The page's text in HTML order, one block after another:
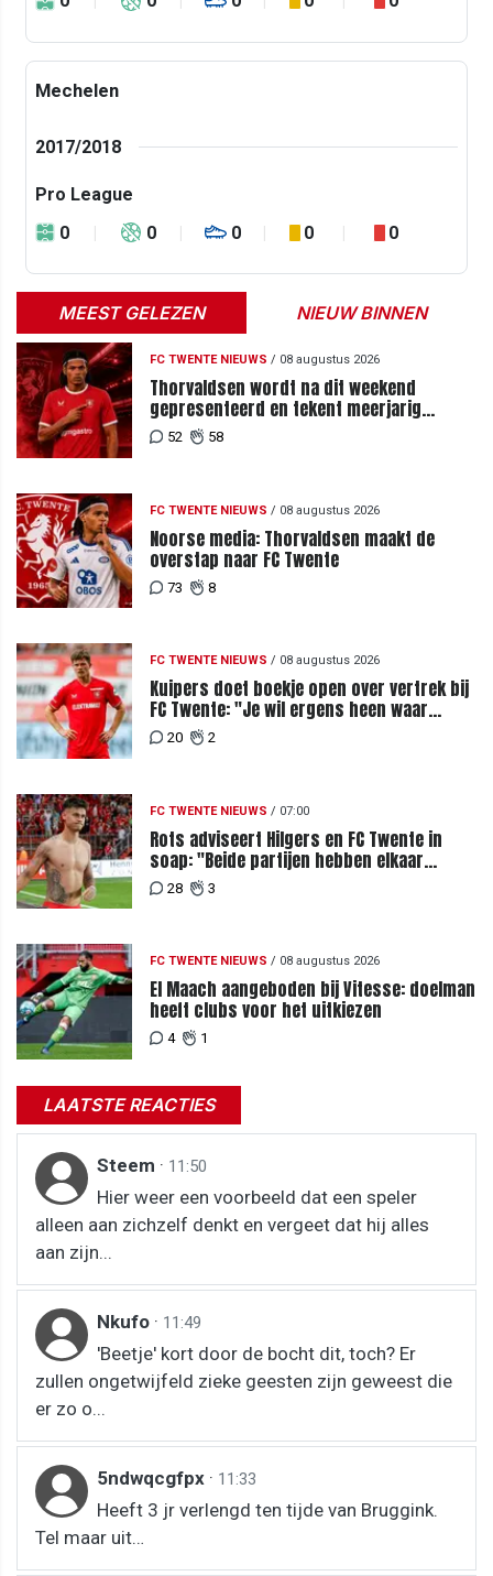
Mechelen
2017/2018
Pro League
0
0 0 0 0
MEEST GELEZEN NIEUW BINNEN
FC TWENTE NIEUWS / 08 augustus 2026
Thorvaldsen wordt na dit weekend
gepresenteerd en tekent meerjarig
contract bij FC Twente
52 58
FC TWENTE NIEUWS / 08 augustus 2026
Noorse media: Thorvaldsen maakt de
overstap naar FC Twente
73 8
FC TWENTE NIEUWS / 08 augustus 2026
Kuipers doet boekje open over vertrek bij
FC Twente: "Je wil ergens heen waar
mensen je waarderen"
20 2
FC TWENTE NIEUWS / 07:00
Rots adviseert Hilgers en FC Twente in
soap: "Beide partijen hebben elkaar
teleurgesteld"
28 3
FC TWENTE NIEUWS / 08 augustus 2026
El Maach aangeboden bij Vitesse: doelman
heeft clubs voor het uitkiezen
4 1
LAATSTE REACTIES
Steem · 11:50
Hier weer een voorbeeld dat een speler
alleen aan zichzelf denkt en vergeet dat hij alles
aan zijn...
Nkufo · 11:49
'Beetje' kort door de bocht dit, toch? Er
zullen ongetwijfeld zieke geesten zijn geweest die
er zo o...
5ndwqcgfpx · 11:33
Heeft 3 jr verlengd ten tijde van Bruggink.
Tel maar uit…